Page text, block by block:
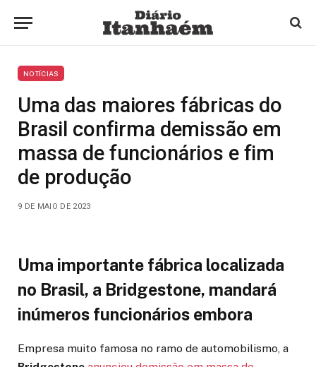
NOTÍCIAS
Uma das maiores fábricas do
Brasil confirma demissão em
massa de funcionários e fim
de produção
9 DE MAIO DE 2023
Uma importante fábrica localizada
no Brasil, a Bridgestone, mandará
inúmeros funcionários embora
Empresa muito famosa no ramo de automobilismo, a